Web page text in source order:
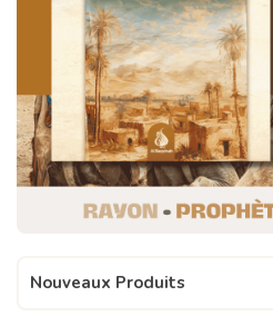
Nouveaux Produits